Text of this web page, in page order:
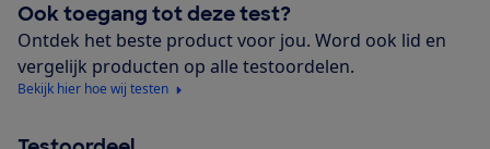
Ook toegang tot deze test?
Ontdek het beste product voor jou. Word ook lid en
vergelijk producten op alle testoordelen.
Bekijk hier hoe wij testen